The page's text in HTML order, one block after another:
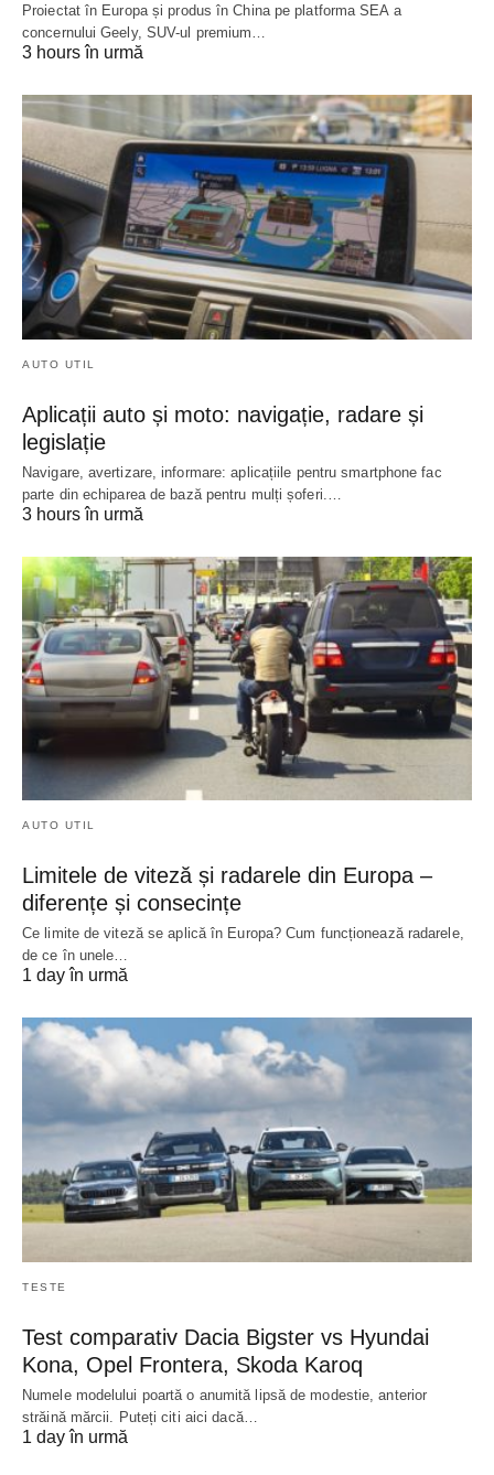
Proiectat în Europa și produs în China pe platforma SEA a
concernului Geely, SUV-ul premium…
3 hours în urmă
AUTO UTIL
Aplicații auto și moto: navigație, radare și
legislație
Navigare, avertizare, informare: aplicațiile pentru smartphone fac
parte din echiparea de bază pentru mulți șoferi.…
3 hours în urmă
AUTO UTIL
Limitele de viteză și radarele din Europa –
diferențe și consecințe
Ce limite de viteză se aplică în Europa? Cum funcționează radarele,
de ce în unele…
1 day în urmă
TESTE
Test comparativ Dacia Bigster vs Hyundai
Kona, Opel Frontera, Skoda Karoq
Numele modelului poartă o anumită lipsă de modestie, anterior
străină mărcii. Puteți citi aici dacă…
1 day în urmă